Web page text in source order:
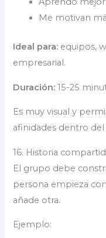
Me motivan
Ideal para: equipos,
empresarial.
Duración: 15-25
Es muy visual y
afinidades dentro
16. Historia
El grupo debe
persona empieza
añade otra.
Ejemplo: